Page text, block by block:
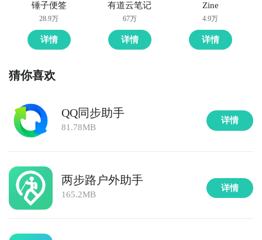
锤子便签
28.9万
详情
有道云笔记
67万
详情
Zine
4.9万
详情
猜你喜欢
QQ同步助手
81.78MB
详情
两步路户外助手
165.2MB
详情